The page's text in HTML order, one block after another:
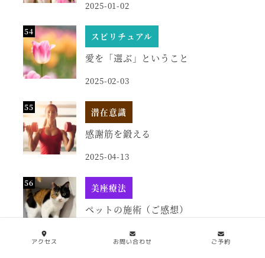
2025-01-02
スピリチュアル
愛を「選ぶ」ということ
2025-02-03
潜在意識
感謝筋を鍛える
2025-04-13
美座療法
ペットの施術（ご感想）
2025-05-16
アクセス お問い合わせ ご予約